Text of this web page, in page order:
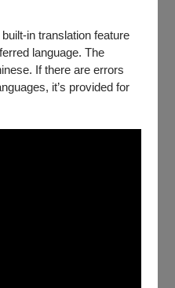
in translation feature
language. The
If there are errors
it’s provided for
垂仁
綿、崔台鎬、許時豪、郭耀
建豪、漢娜 Hannah、趙逸
筆劃排列）
館
Productions
Manson
produced by Volcano
Angel and Wolfgang